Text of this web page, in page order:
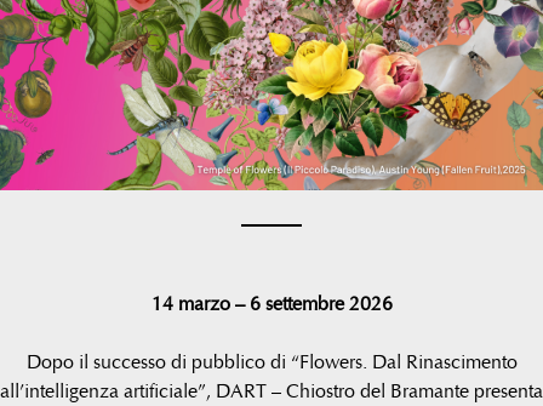
14 marzo – 6 settembre 2026
Dopo il successo di pubblico di “Flowers. Dal Rinascimento
all’intelligenza artificiale”, DART – Chiostro del Bramante presenta